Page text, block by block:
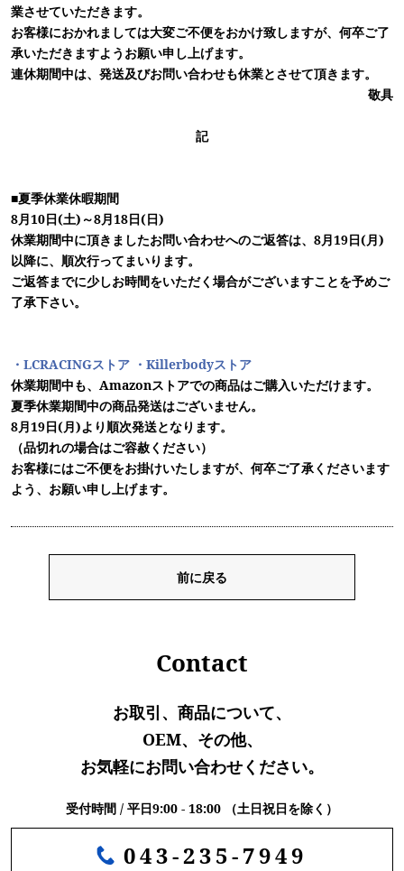
業させていただきます。
お客様におかれましては大変ご不便をおかけ致しますが、何卒ご了
承いただきますようお願い申し上げます。
連休期間中は、発送及びお問い合わせも休業とさせて頂きます。
敬具
記
■夏季休業休暇期間
8月10日(土)～8月18日(日)
休業期間中に頂きましたお問い合わせへのご返答は、8月19日(月)
以降に、順次行ってまいります。
ご返答までに少しお時間をいただく場合がございますことを予めご
了承下さい。
・LCRACINGストア ・Killerbodyストア
休業期間中も、Amazonストアでの商品はご購入いただけます。
夏季休業期間中の商品発送はございません。
8月19日(月)より順次発送となります。
（品切れの場合はご容赦ください）
お客様にはご不便をお掛けいたしますが、何卒ご了承くださいます
よう、お願い申し上げます。
前に戻る
Contact
お取引、商品について、
OEM、その他、
お気軽にお問い合わせください。
受付時間 / 平日9:00 - 18:00 （土日祝日を除く）
043-235-7949